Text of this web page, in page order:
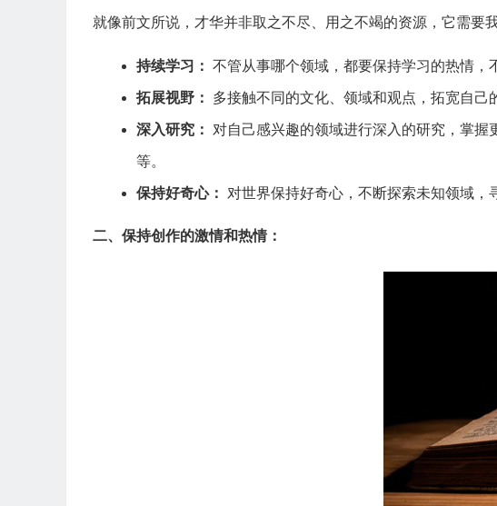
就像前文所说，才华并非取之不尽、用之不竭的资源，它需要
持续学习： 不管从事哪个领域，都要保持学习的热情，
拓展视野： 多接触不同的文化、领域和观点，拓宽自己
深入研究： 对自己感兴趣的领域进行深入的研究，掌
等。
保持好奇心： 对世界保持好奇心，不断探索未知领域，
二、保持创作的激情和热情：